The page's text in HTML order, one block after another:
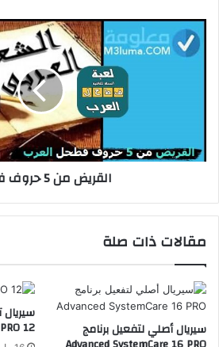
القريض من 5 حروف فطحل
مقالات ذات صلة
سيريال أصلي لتفعيل برنامج PRO 12 أصلي